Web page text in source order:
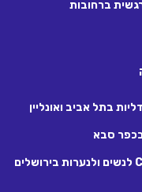
בתל אביב ואונליין
סבא
שירלי יאס – טיפול רגשי ב- NLP ו- C.B.T לנשים ולנערות בירושלים